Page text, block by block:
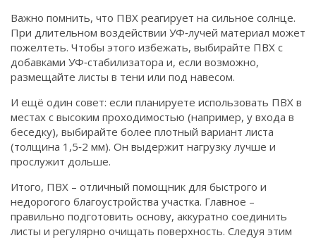
Важно помнить, что ПВХ реагирует на сильное солнце.
При длительном воздействии УФ‑лучей материал может
пожелтеть. Чтобы этого избежать, выбирайте ПВХ с
добавками УФ‑стабилизатора и, если возможно,
размещайте листы в тени или под навесом.
И ещё один совет: если планируете использовать ПВХ в
местах с высоким проходимостью (например, у входа в
беседку), выбирайте более плотный вариант листа
(толщина 1,5‑2 мм). Он выдержит нагрузку лучше и
прослужит дольше.
Итого, ПВХ – отличный помощник для быстрого и
недорогого благоустройства участка. Главное –
правильно подготовить основу, аккуратно соединить
листы и регулярно очищать поверхность. Следуя этим